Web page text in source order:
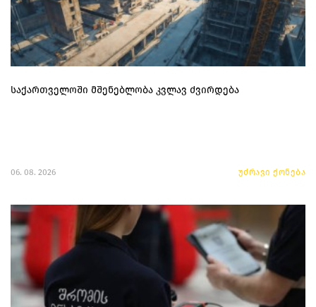
საქართველოში მშენებლობა კვლავ ძვირდება
06. 08. 2026 უძრავი ქონება